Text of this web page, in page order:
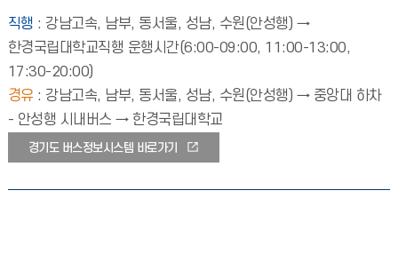
직행 : 강남고속, 남부, 동서울, 성남, 수원(안성행) →
한경국립대학교직행 운행시간(6:00-09:00, 11:00-13:00,
17:30-20:00)
경유 : 강남고속, 남부, 동서울, 성남, 수원(안성행) → 중앙대 하차
- 안성행 시내버스 → 한경국립대학교
경기도 버스정보시스템 바로가기